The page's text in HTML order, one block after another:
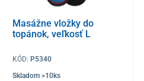
Masážne vložky do
topánok, veľkosť L
KÓD: P5340
Skladom >10ks